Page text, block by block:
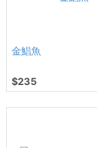
金鯧魚
$235